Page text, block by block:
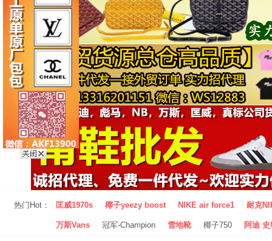
热门Hot： 匡威1970s 椰子yeezy boost NIKE air force1 耐克
万斯Vans 冠军-Champion 雪地靴 椰子750 阿迪